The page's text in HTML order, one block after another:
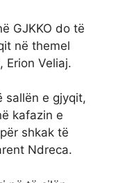
GJKKO do të
në themel
Erion Veliaj.
sallën e gjyqit,
kafazin e
shkak të
Ndreca.